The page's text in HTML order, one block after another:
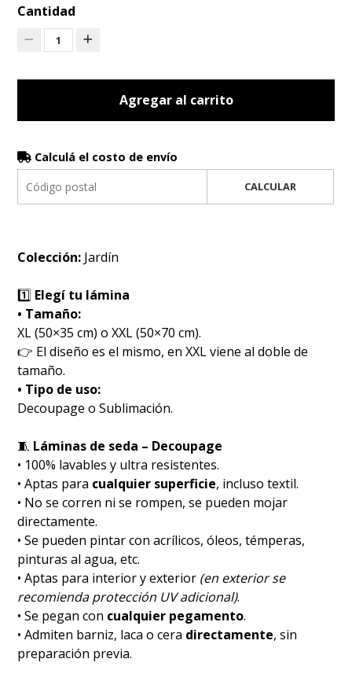
Cantidad
1
Agregar al carrito
Calculá el costo de envío
CALCULAR
Colección: Jardín
1️⃣ Elegí tu lámina
• Tamaño:
XL (50×35 cm) o XXL (50×70 cm).
👉 El diseño es el mismo, en XXL viene al doble de
tamaño.
• Tipo de uso:
Decoupage o Sublimación.
🧵 Láminas de seda – Decoupage
• 100% lavables y ultra resistentes.
• Aptas para cualquier superficie, incluso textil.
• No se corren ni se rompen, se pueden mojar
directamente.
• Se pueden pintar con acrílicos, óleos, témperas,
pinturas al agua, etc.
• Aptas para interior y exterior (en exterior se
recomienda protección UV adicional).
• Se pegan con cualquier pegamento.
• Admiten barniz, laca o cera directamente, sin
preparación previa.